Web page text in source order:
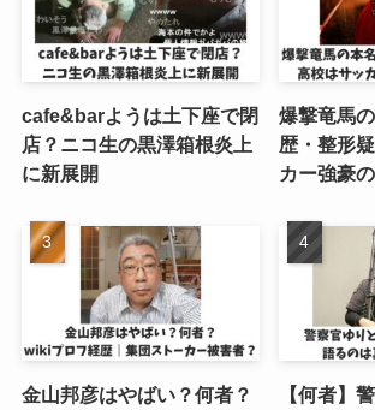
cafe&barようは土下座で閉
店？ニコ生の黒澤箱根炎上
に新展開
爆撃竜馬
歴・整形
カー強豪
金山邦彦はやばい？何者？
【何者】